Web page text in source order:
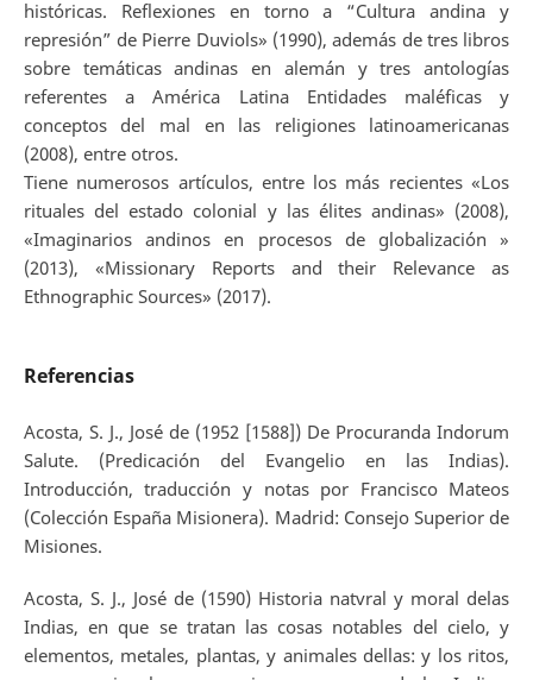
históricas. Reflexiones en torno a “Cultura andina y
represión” de Pierre Duviols» (1990), además de tres libros
sobre temáticas andinas en alemán y tres antologías
referentes a América Latina Entidades maléficas y
conceptos del mal en las religiones latinoamericanas
(2008), entre otros.
Tiene numerosos artículos, entre los más recientes «Los
rituales del estado colonial y las élites andinas» (2008),
«Imaginarios andinos en procesos de globalización »
(2013), «Missionary Reports and their Relevance as
Ethnographic Sources» (2017).
Referencias
Acosta, S. J., José de (1952 [1588]) De Procuranda Indorum
Salute. (Predicación del Evangelio en las Indias).
Introducción, traducción y notas por Francisco Mateos
(Colección España Misionera). Madrid: Consejo Superior de
Misiones.
Acosta, S. J., José de (1590) Historia natvral y moral delas
Indias, en que se tratan las cosas notables del cielo, y
elementos, metales, plantas, y animales dellas: y los ritos,